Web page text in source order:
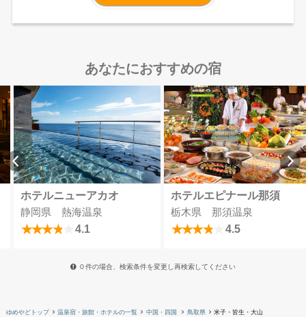
あなたにおすすめの宿
ホテルニューアカオ
静岡県 熱海温泉
4.1
ホテルエピナール那須
栃木県 那須温泉
4.5
０件の場合、検索条件を変更し再検索してください
ゆめやどトップ 温泉宿・旅館・ホテルの一覧 中国・四国 鳥取県 米子・皆生・大山